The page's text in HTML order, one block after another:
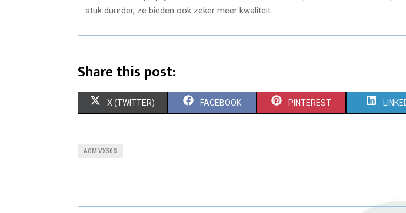
stuk duurder, ze bieden ook zeker meer kwaliteit.
Share this post:
X (TWITTER) FACEBOOK PINTEREST
AGM VX50S